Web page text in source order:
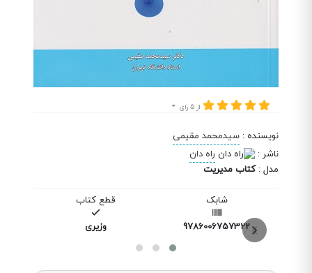
از 5 رای
نویسنده : سیدمحمد مقیمی
ناشر :
راه دان
مدل :کتاب مدیریت
شابک
9786006757322
قطع کتاب
وزیری